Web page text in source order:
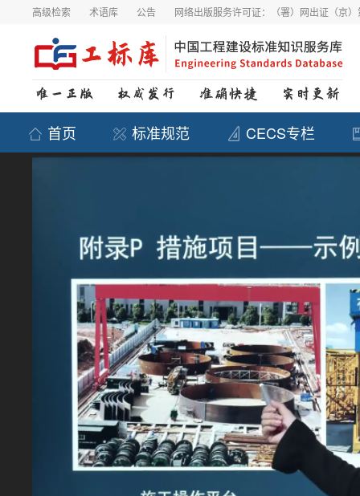
高级检索 术语库 公告 网络出版服务许可证：（署）网出证（京
首页 标准规范 CECS专栏